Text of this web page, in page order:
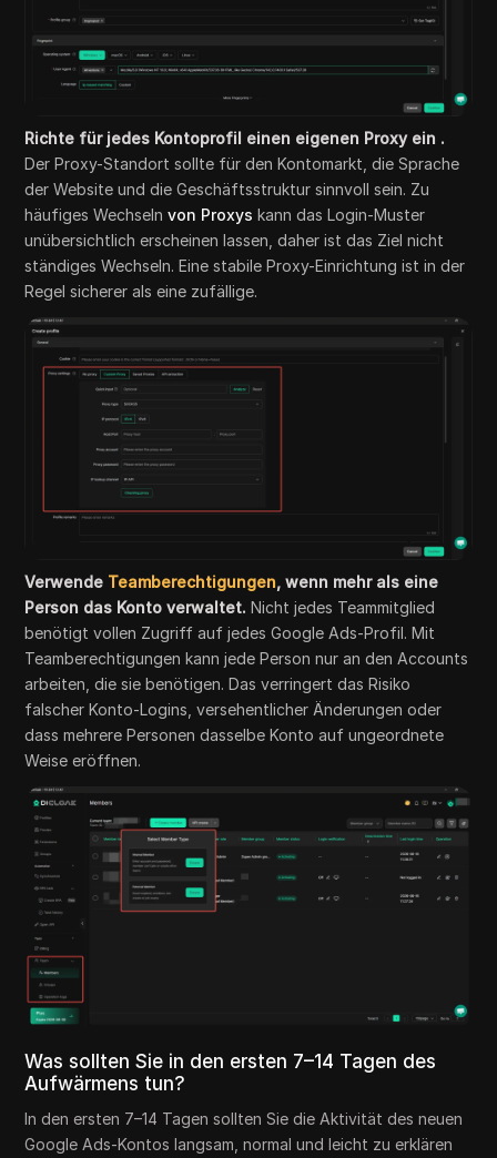
Richte für jedes Kontoprofil einen eigenen Proxy ein .
Der Proxy-Standort sollte für den Kontomarkt, die Sprache
der Website und die Geschäftsstruktur sinnvoll sein. Zu
häufiges Wechselnvon Proxys kann das Login-Muster
unübersichtlich erscheinen lassen, daher ist das Ziel nicht
ständiges Wechseln. Eine stabile Proxy-Einrichtung ist in der
Regel sicherer als eine zufällige.
Verwende Teamberechtigungen, wenn mehr als eine
Person das Konto verwaltet. Nicht jedes Teammitglied
benötigt vollen Zugriff auf jedes Google Ads-Profil. Mit
Teamberechtigungen kann jede Person nur an den Accounts
arbeiten, die sie benötigen. Das verringert das Risiko
falscher Konto-Logins, versehentlicher Änderungen oder
dass mehrere Personen dasselbe Konto auf ungeordnete
Weise eröffnen.
Was sollten Sie in den ersten 7–14 Tagen des
Aufwärmens tun?
In den ersten 7–14 Tagen sollten Sie die Aktivität des neuen
Google Ads-Kontos langsam, normal und leicht zu erklären